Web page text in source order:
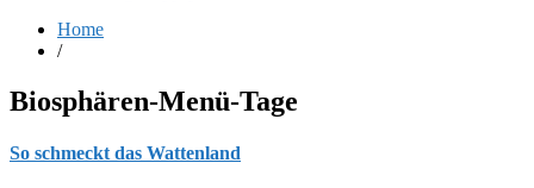
Home
/
Biosphären-Menü-Tage
So schmeckt das Wattenland